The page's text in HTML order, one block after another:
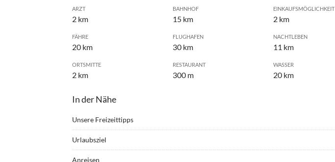
ARZT
2 km
BAHNHOF
15 km
EINKAUFSMÖGLICHKEIT
2 km
FÄHRE
20 km
FLUGHAFEN
30 km
NACHTLEBEN
11 km
ORTSMITTE
2 km
RESTAURANT
300 m
WASSER
20 km
In der Nähe
Unsere Freizeittipps
• Freibad
Urlaubsziel
Anreisen